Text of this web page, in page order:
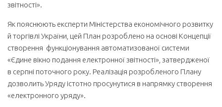
звітності».
Як пояснюють експерти Міністерства економічного розвитку
й торгівлі України, цей План розроблено на основі Концепції
створення функціонування автоматизованої системи
«Єдине вікно подання електронної звітності», затвердженої
в серпні поточного року. Реалізація розробленого Плану
дозволить Уряду істотно просунутися в напрямку створення
«електронного уряду».